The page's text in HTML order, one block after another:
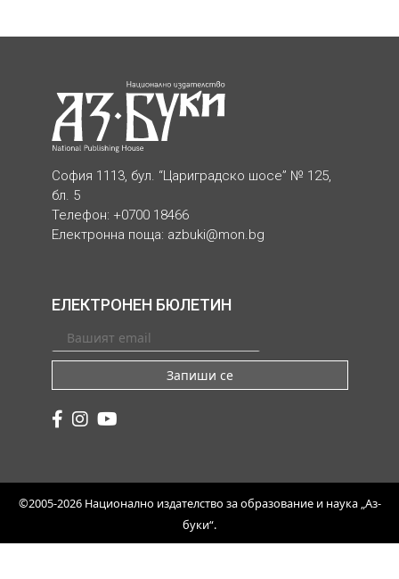
София 1113, бул. “Цариградско шосе” № 125,
бл. 5
Телефон: +0700 18466
Електронна поща: azbuki@mon.bg
ЕЛЕКТРОНЕН БЮЛЕТИН
Запиши се
©2005-2026 Национално издателство за образование и наука „Аз-
буки“.